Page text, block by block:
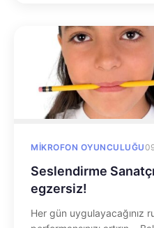
MIKROFON OYUNCULUĞU
Seslendirme
egzersiz!
Her gün uygulayacağınız